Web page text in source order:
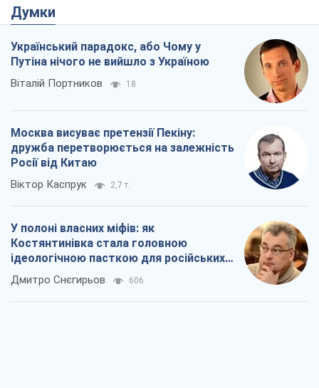
Думки
Український парадокс, або Чому у
Путіна нічого не вийшло з Україною
Віталій Портников 18
Москва висуває претензії Пекіну:
дружба перетворюється на залежність
Росії від Китаю
Віктор Каспрук 2,7 т.
У полоні власних міфів: як
Костянтинівка стала головною
ідеологічною пасткою для російських
окупантів
Дмитро Снєгирьов 606